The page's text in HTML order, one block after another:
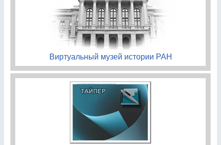
Виртуальный музей истории РАН